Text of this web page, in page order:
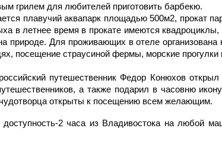
грилем для любителей приготовить барбекю.
плавучий аквапарк площадью 500м2, прокат
в летнее время в прокате имеются
природе. Для проживающих в отеле организована
посещение страусиной фермы, морские прогулки
путешественник Федор Конюхов
а также подарил в часовню
открыты к посещению всем желающим.
2 часа из Владивостока на любой